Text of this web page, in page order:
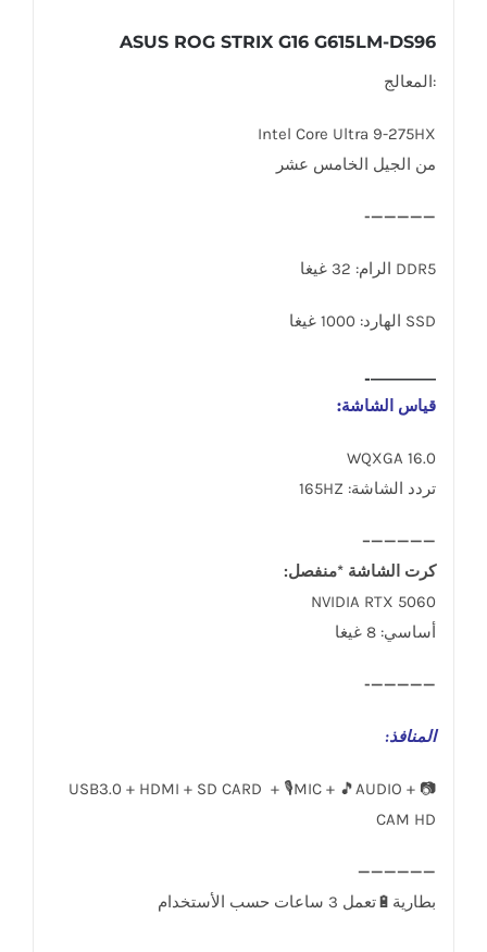
ASUS ROG STRIX G16 G615LM-DS96
:المعالج
Intel Core Ultra 9-275HX
من الجيل الخامس عشر
—————-
DDR5 الرام: 32 غيغا
SSD الهارد: 1000 غيغا
————-
قياس الشاشة:
16.0 WQXGA
تردد الشاشة: 165HZ
—————–
كرت الشاشة *منفصل:
NVIDIA RTX 5060
أساسي: 8 غيغا
—————-
المنافذ:
USB3.0 + HDMI + SD CARD + 🎙️MIC + 🎵AUDIO + 📷
CAM HD